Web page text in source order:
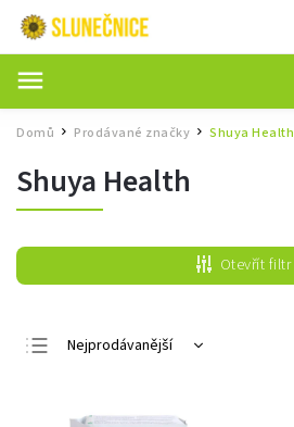
Domů / Prodávané značky / Shuya Health
Shuya Health
Otevřít filtr
Nejprodávanější
Nejdražší